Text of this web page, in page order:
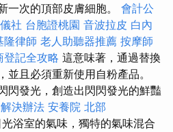
一次的頂部皮膚細胞。 會計公
社 台胞證桃園 音波拉皮 白內
隆律師 老人助聽器推薦 按摩師
登記全攻略 這意味著，通過替換
並且必須重新使用自粉產品。
閃發光，創造出閃閃發光的鮮豔
決辦法 安養院 北部
浴室的氣味，獨特的氣味混合